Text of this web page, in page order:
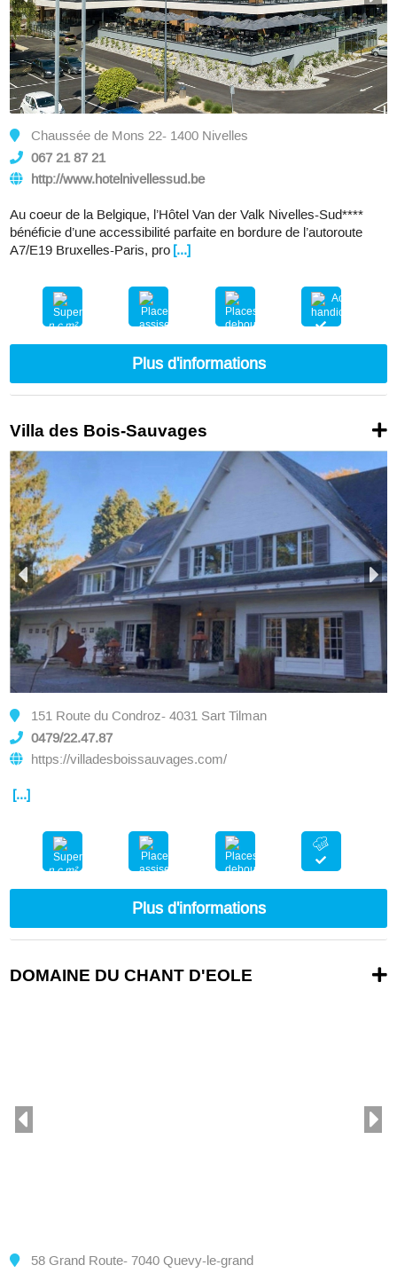
Chaussée de Mons 22- 1400 Nivelles
067 21 87 21
http://www.hotelnivellessud.be
Au coeur de la Belgique, l’Hôtel Van der Valk Nivelles-Sud****
bénéficie d’une accessibilité parfaite en bordure de l’autoroute
A7/E19 Bruxelles-Paris, pro [...]
n.c.m²
Plus d'informations
Villa des Bois-Sauvages
151 Route du Condroz- 4031 Sart Tilman
0479/22.47.87
https://villadesboissauvages.com/
[...]
n.c.m²
Plus d'informations
DOMAINE DU CHANT D'EOLE
58 Grand Route- 7040 Quevy-le-grand